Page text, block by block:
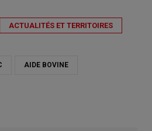
ACTUALITÉS ET TERRITOIRES
AIDE BOVINE